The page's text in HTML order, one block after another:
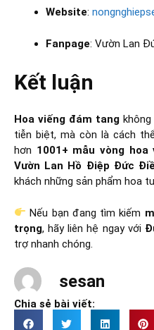
Website:
Fanpage: Vườn Lan
Kết luận
Hoa viếng đám tang
tiễn biệt, mà còn là cách
hơn 1001+ mẫu vòng
Vườn Lan Hồ Điệp Đức
khách những sản phẩm hoa
Nếu bạn đang tìm kiếm
trọng, hãy liên hệ ngay với
trợ nhanh chóng.
sesan
Chia sẻ bài viết: